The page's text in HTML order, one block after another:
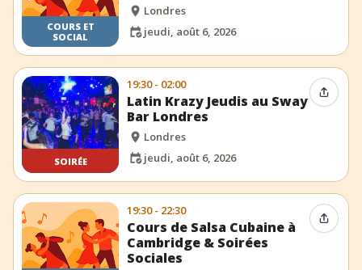
COURS ET
SOCIAL
Londres
jeudi, août 6, 2026
SOIRÉE
19:30 - 02:00
Latin Krazy Jeudis au Sway
Bar Londres
Londres
jeudi, août 6, 2026
19:30 - 22:30
Cours de Salsa Cubaine à
Cambridge & Soirées
Sociales